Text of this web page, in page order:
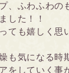
、ふわふわの
した！！
ても嬉しく思
も気になる時
をしていく事